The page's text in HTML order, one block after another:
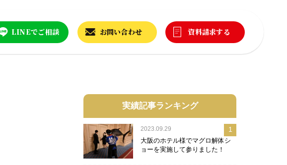
LINEでご相談 お問い合わせ 資料請求する
実績記事ランキング
2023.09.29
大阪のホテル様でマグロ解体シ
ョーを実施して参りました！
1